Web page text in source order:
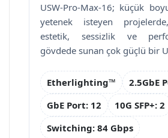
USW-Pro-Max-16; küçük
yetenek isteyen
estetik, sessizlik ve
gövdede sunan çok güçlü bir
Etherlighting™
2.5GbE
GbE Port: 12
10G SFP+: 2
Switching: 84 Gbps